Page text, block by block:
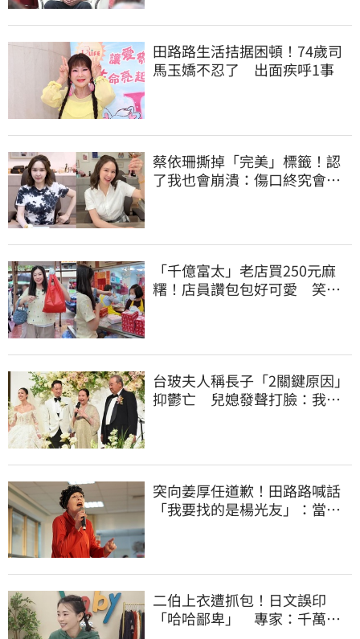
田路路生活拮据困頓！74歲司
馬玉嬌不忍了 出面疾呼1事
蔡依珊撕掉「完美」標籤！認
了我也會崩潰：傷口終究會癒
「千億富太」老店買250元麻
糬！店員讚包包好可愛 笑
台玻夫人稱長子「2關鍵原因」
抑鬱亡 兒媳發聲打臉：我從
突向姜厚任道歉！田路路喊話
「我要找的是楊光友」：當時
二伯上衣遭抓包！日文誤印
「哈哈鄙卑」 專家：千萬別